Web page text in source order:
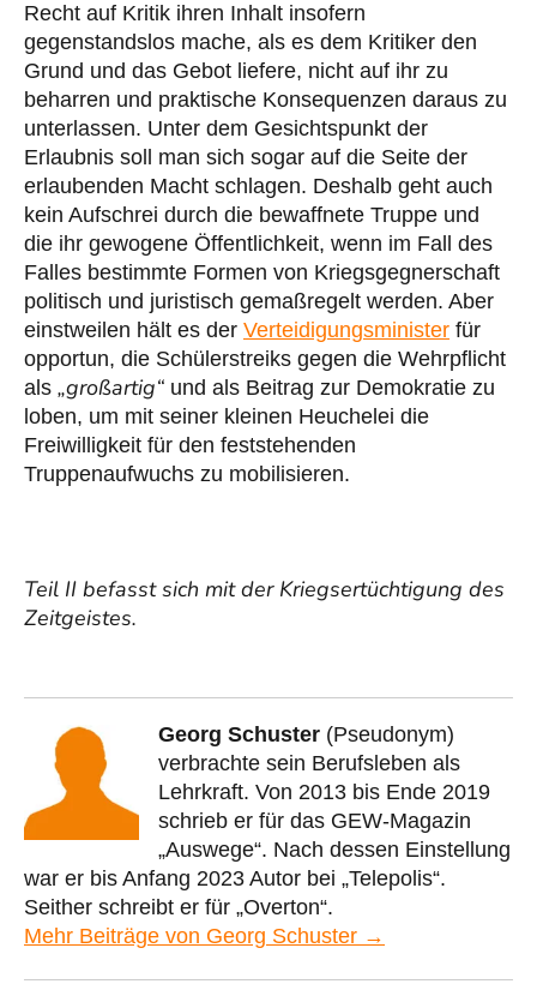
Recht auf Kritik ihren Inhalt insofern
gegenstandslos mache, als es dem Kritiker den
Grund und das Gebot liefere, nicht auf ihr zu
beharren und praktische Konsequenzen daraus zu
unterlassen. Unter dem Gesichtspunkt der
Erlaubnis soll man sich sogar auf die Seite der
erlaubenden Macht schlagen. Deshalb geht auch
kein Aufschrei durch die bewaffnete Truppe und
die ihr gewogene Öffentlichkeit, wenn im Fall des
Falles bestimmte Formen von Kriegsgegnerschaft
politisch und juristisch gemaßregelt werden. Aber
einstweilen hält es der Verteidigungsminister für
opportun, die Schülerstreiks gegen die Wehrpflicht
als „großartig“ und als Beitrag zur Demokratie zu
loben, um mit seiner kleinen Heuchelei die
Freiwilligkeit für den feststehenden
Truppenaufwuchs zu mobilisieren.
Teil II befasst sich mit der Kriegsertüchtigung des
Zeitgeistes.
Georg Schuster (Pseudonym)
verbrachte sein Berufsleben als
Lehrkraft. Von 2013 bis Ende 2019
schrieb er für das GEW-Magazin
„Auswege“. Nach dessen Einstellung
war er bis Anfang 2023 Autor bei „Telepolis“.
Seither schreibt er für „Overton“.
Mehr Beiträge von Georg Schuster →